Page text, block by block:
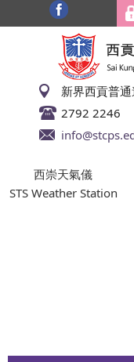
新界西貢普
2792 2246
西崇天氣儀
STS Weather Station